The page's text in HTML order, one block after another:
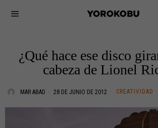
¿Qué hace ese disco
cabeza de Lionel
MAR ABAD 28 DE JUNIO DE 2012 CREATIVIDAD